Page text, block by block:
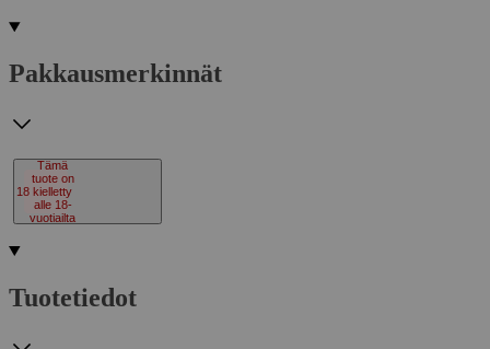
Pakkausmerkinnät
18
Tämä
tuote on
kielletty
alle 18-
vuotiailta
Tuotetiedot